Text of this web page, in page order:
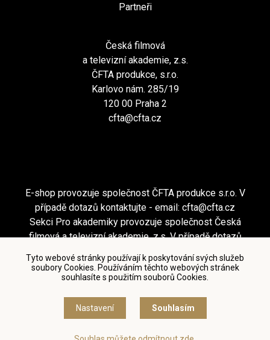
Tyto webové stránky používají k poskytování svých služeb
soubory Cookies. Používáním těchto webových stránek
souhlasíte s použitím souborů Cookies.
Nastavení Souhlasím
Partneři
Česká filmová
a televizní akademie, z.s.
ČFTA produkce, s.r.o.
Karlovo nám. 285/19
120 00 Praha 2
cfta@cfta.cz
E-shop provozuje společnost ČFTA produkce s.r.o. V
případě dotazů kontaktujte - email: cfta@cfta.cz
Sekci Pro akademiky provozuje společnost Česká
filmová a televizní akademie, z.s. V případě dotazů
Podmínky užití a zásady ochrany osobních údajů